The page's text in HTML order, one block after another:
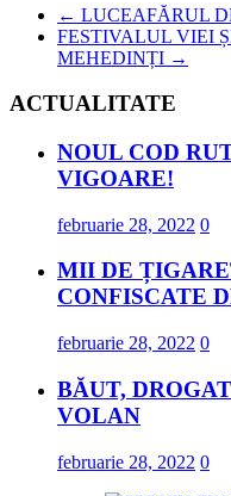
← LUCEAFĂRUL
FESTIVALUL VIEI
MEHEDINȚI →
ACTUALITATE
NOUL COD
VIGOARE!
februarie 28, 2022 0
MII DE
CONFISCATE
februarie 28, 2022 0
BĂUT,
VOLAN
februarie 28, 2022 0